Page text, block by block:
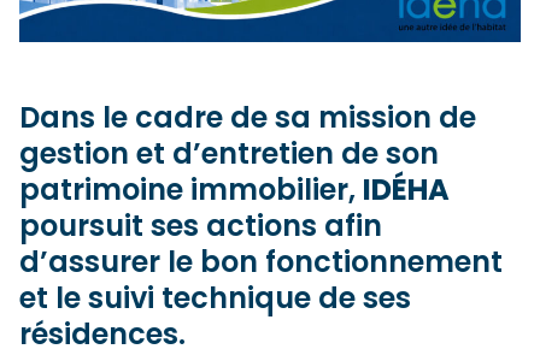
Dans le cadre de sa mission de
gestion et d’entretien de son
patrimoine immobilier, IDÉHA
poursuit ses actions afin
d’assurer le bon fonctionnement
et le suivi technique de ses
résidences.